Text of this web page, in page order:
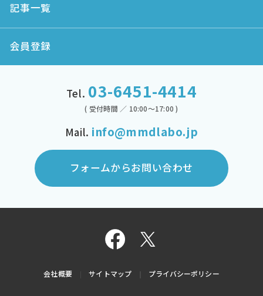
記事一覧
会員登録
Tel. 03-6451-4414
( 受付時間 ／ 10:00～17:00 )
Mail. info@mmdlabo.jp
フォームからお問い合わせ
会社概要 サイトマップ プライバシーポリシー